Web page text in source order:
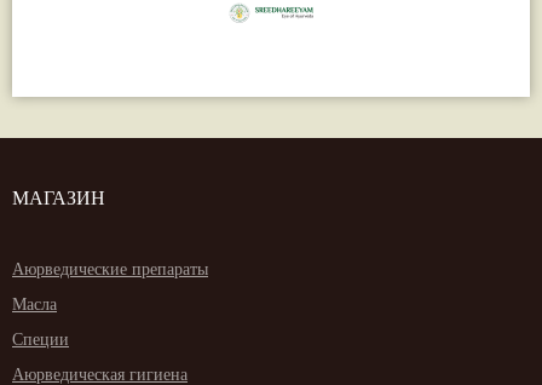
МАГАЗИН
Аюрведические препараты
Масла
Специи
Аюрведическая гигиена